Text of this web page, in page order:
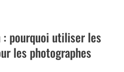
pourquoi utiliser les
les photographes